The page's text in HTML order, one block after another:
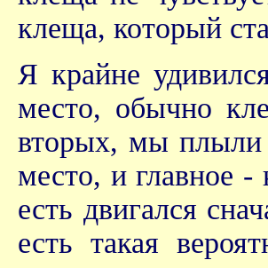
клеща, который
Я крайне
место, обычно
вторых, мы плыли
место, и главное -
есть двигался
есть такая